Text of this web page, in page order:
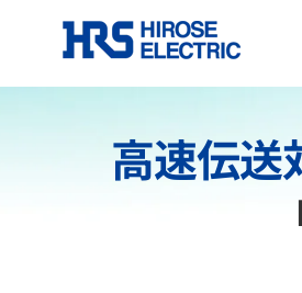
高速伝送